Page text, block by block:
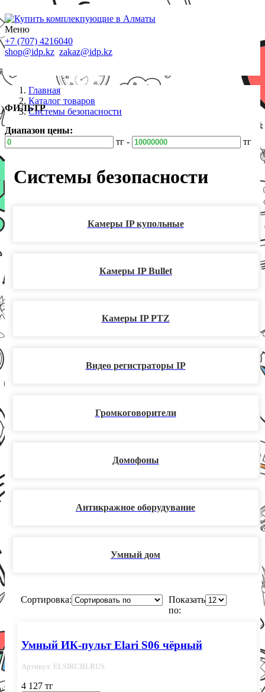
Меню
+7 (707) 4216040
shop@idp.kz zakaz@idp.kz
Главная
Каталог товаров
Системы безопасности
ФИЛЬТР
Диапазон цены:
тг -
тг
Системы безопасности
Камеры IP купольные
Камеры IP Bullet
Камеры IP PTZ
Видео регистраторы IP
Громкоговорители
Домофоны
Антикражное оборудувание
Умный дом
Сортировка:
Показать
по:
Умный ИК-пульт Elari S06 чёрный
Артикул: ELSIRCBLRUS
4 127 тг